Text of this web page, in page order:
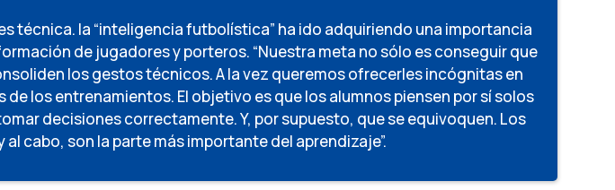
técnica. la “inteligencia futbolística” ha ido adquiriendo una importancia
de jugadores y porteros. “Nuestra meta no sólo es conseguir que
los gestos técnicos. A la vez queremos ofrecerles incógnitas en
de los entrenamientos. El objetivo es que los alumnos piensen por sí solos
decisiones correctamente. Y, por supuesto, que se equivoquen. Los
al cabo, son la parte más importante del aprendizaje”.